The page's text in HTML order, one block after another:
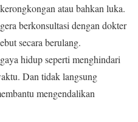
atau bahkan luka.
berkonsultasi dengan dokter
secara berulang.
hidup seperti menghindari
Dan tidak langsung
mengendalikan